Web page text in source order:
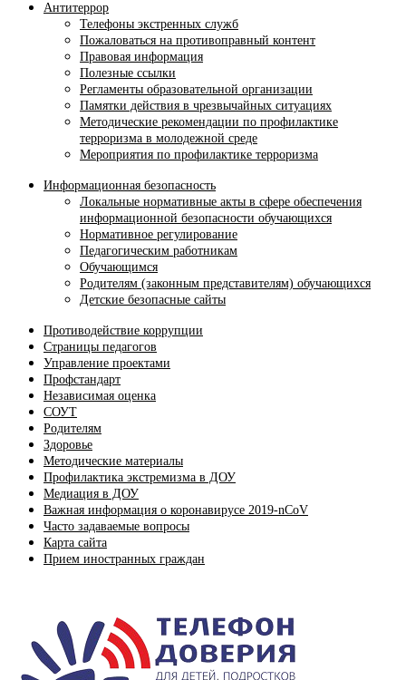
Антитеррор
Телефоны экстренных служб
Пожаловаться на противоправный контент
Правовая информация
Полезные ссылки
Регламенты образовательной организации
Памятки действия в чрезвычайных ситуациях
Методические рекомендации по профилактике
терроризма в молодежной среде
Мероприятия по профилактике терроризма
Информационная безопасность
Локальные нормативные акты в сфере обеспечения
информационной безопасности обучающихся
Нормативное регулирование
Педагогическим работникам
Обучающимся
Родителям (законным представителям) обучающихся
Детские безопасные сайты
Противодействие коррупции
Страницы педагогов
Управление проектами
Профстандарт
Независимая оценка
СОУТ
Родителям
Здоровье
Методические материалы
Профилактика экстремизма в ДОУ
Медиация в ДОУ
Важная информация о коронавирусе 2019-nCoV
Часто задаваемые вопросы
Карта сайта
Прием иностранных граждан